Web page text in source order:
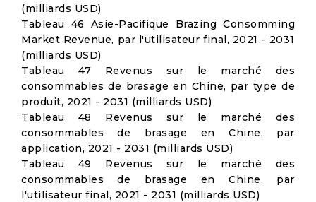
(milliards USD)
Tableau 46 Asie-Pacifique Brazing Consomming
Market Revenue, par l'utilisateur final, 2021 - 2031
(milliards USD)
Tableau 47 Revenus sur le marché des
consommables de brasage en Chine, par type de
produit, 2021 - 2031 (milliards USD)
Tableau 48 Revenus sur le marché des
consommables de brasage en Chine, par
application, 2021 - 2031 (milliards USD)
Tableau 49 Revenus sur le marché des
consommables de brasage en Chine, par
l'utilisateur final, 2021 - 2031 (milliards USD)